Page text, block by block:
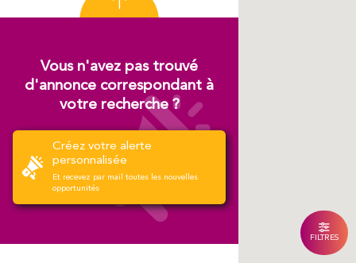
Vous n'avez pas trouvé
d'annonce correspondant à
votre recherche ?
Créez votre alerte
personnalisée
Et recevez par mail toutes les nouvelles
opportunités
FILTRES